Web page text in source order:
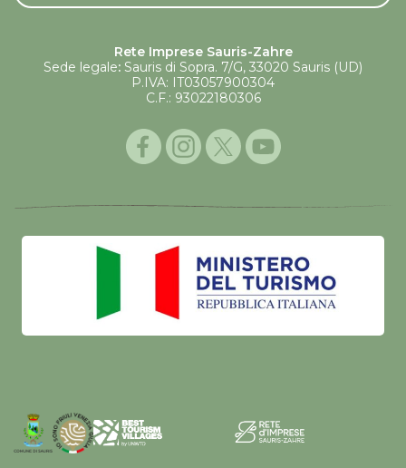
Rete Imprese Sauris-Zahre
Sede legale: Sauris di Sopra. 7/G, 33020 Sauris (UD)
P.IVA: IT03057900304
C.F.: 93022180306